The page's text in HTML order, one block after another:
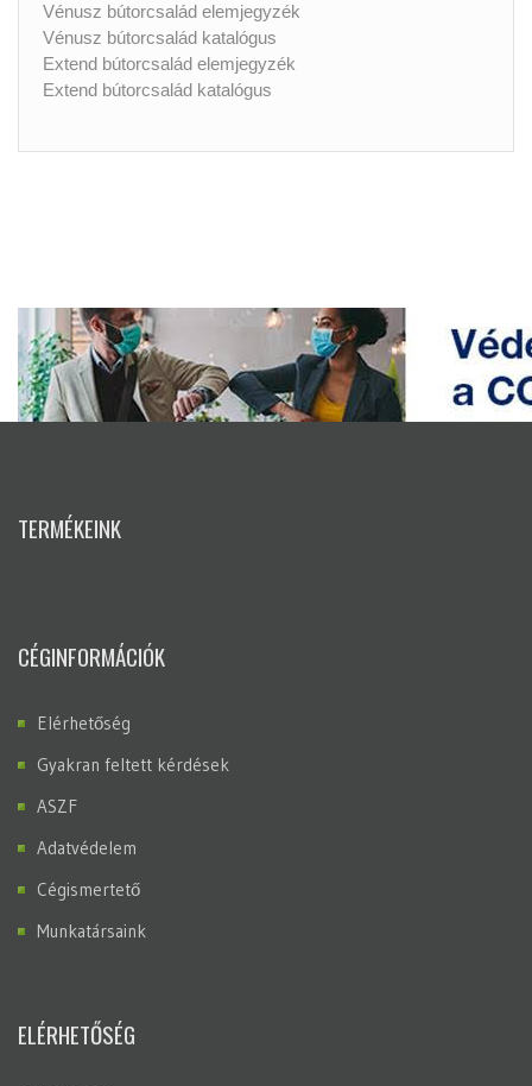
Vénusz bútorcsalád elemjegyzék
Vénusz bútorcsalád katalógus
Extend bútorcsalád elemjegyzék
Extend bútorcsalád katalógus
TERMÉKEINK
CÉGINFORMÁCIÓK
Elérhetőség
Gyakran feltett kérdések
ASZF
Adatvédelem
Cégismertető
Munkatársaink
ELÉRHETŐSÉG